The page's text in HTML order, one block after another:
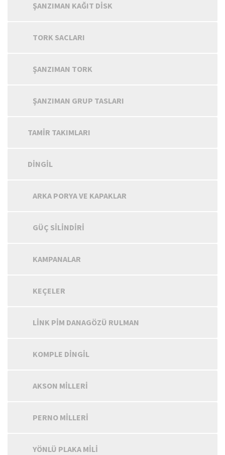
ŞANZIMAN KAĞIT DISK
TORK SACLARI
ŞANZIMAN TORK
ŞANZIMAN GRUP TASLARI
TAMIR TAKIMLARI
DINGIL
ARKA PORYA VE KAPAKLAR
GÜÇ SILINDIRI
KAMPANALAR
KEÇELER
LINK PIM DANAGÖZÜ RULMAN
KOMPLE DINGIL
AKSON MILLERI
PERNO MILLERI
YÖNLÜ PLAKA MILI